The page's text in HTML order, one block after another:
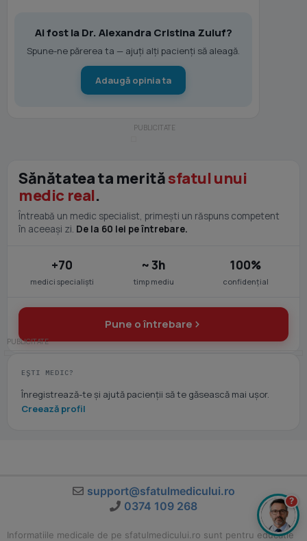
Ai fost la Dr. Alexandra Cristina Zuluf?
Spune-ne părerea ta — ajuți alți pacienți să aleagă.
Adaugă opinia ta
Sănătatea ta merităsfatul unui
medic real.
Întreabă un medic specialist, primești un răspuns competent
în aceeași zi. De la 60 lei pe întrebare.
+70
medici specialiști
~ 3h
timp mediu
100%
confidențial
Pune o întrebare
EȘTI MEDIC?
Înregistrează-te și ajută pacienții să te găsească mai ușor.
Creează profil
support@sfatulmedicului.ro
0374 109 268
Informatiile medicale de pe sfatulmedicului.ro sunt pentru educatie
?